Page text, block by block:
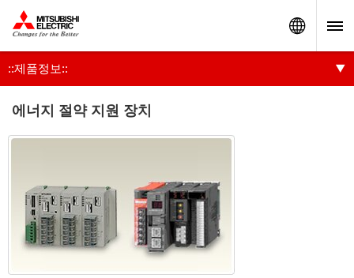
::제품정보::
에너지 절약 지원 장치